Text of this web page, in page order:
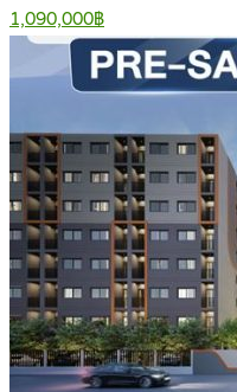
1,090,000฿